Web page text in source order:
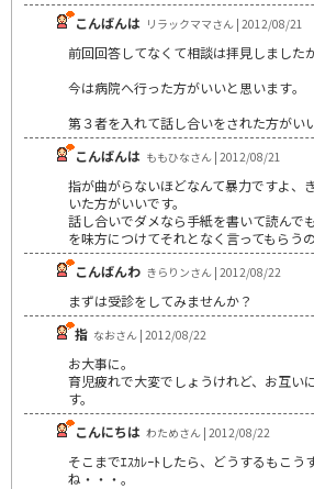
こんばんは リラックママさん | 2012/08/21
前回回答してなくて相談は拝見しました
今は病院へ行った方がいいと思います｡
第３者を入れて話し合いをされた方がい
こんばんは ももひなさん | 2012/08/21
指が曲がらないほどなんて暴力ですよ、
いた方がいいです。
話し合いでダメなら手紙を書いて読んで
を味方につけてそれとなく言ってもらう
こんばんわ きらりンさん | 2012/08/22
まずは受診をしてみませんか？
指 なおさん | 2012/08/22
お大事に。
育児疲れで大変でしょうけれど、お互い
す。
こんにちは わためさん | 2012/08/22
そこまでｴｽｶﾚｰﾄしたら、どうするもこう
ね・・・。